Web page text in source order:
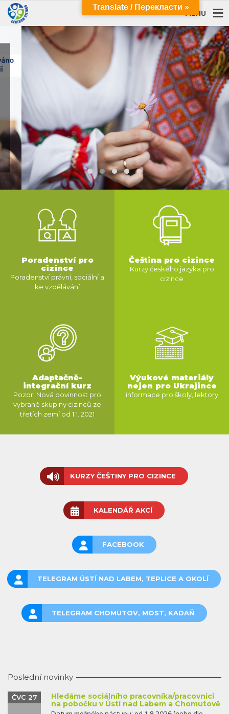
MENU
Poradenství pro
cizince
Poradenství právní, sociální a
ke vzdělávání
Čeština pro cizince
Kurzy českého jazyka pro
cizince
Adaptačně-
integrační kurz
Pozor! Nová povinnost pro
vybrané skupiny cizinců ze
třetích zemí od 1.1. 2021
Výukové materiály
nejen pro Ukrajince
informace pro školy, lektory
KURZY ČEŠTINY PRO CIZINCE
KALENDÁŘ AKCÍ
FACEBOOK
TELEGRAM ÚSTÍ NAD LABEM, TEPLICE A OKOLÍ
TELEGRAM CHOMUTOV, MOST, KADAŇ
Poslední novinky
Hledáme sociálního pracovníka/pracovnici
na pobočku v Ústí nad Labem a Chomutově
ČVC 27
Translate / Перекласти »